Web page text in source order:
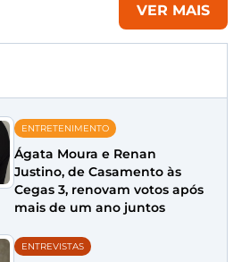
VER MAIS
ENTRETENIMENTO
Ágata Moura e Renan
Justino, de Casamento às
Cegas 3, renovam votos após
mais de um ano juntos
ENTREVISTAS